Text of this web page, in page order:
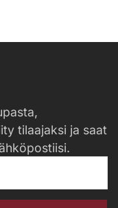
tilaajaksi ja saat